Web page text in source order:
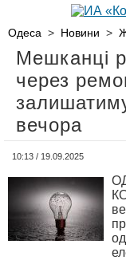
Одеса > Новини >
Мешканці
через
вечора
10:13 / 19.09.2025